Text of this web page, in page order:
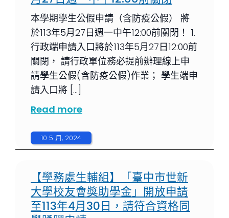
本學期學生公假申請（含防疫公假） 將
於113年5月27日週一中午12:00前關閉！ 1.
行政端申請入口將於113年5月27日12:00前
關閉， 請行政單位務必提前辦理線上申
請學生公假(含防疫公假)作業； 學生端申
請入口將 […]
Read more
10 5 月, 2024
【學務處生輔組】「臺中市世新
大學校友會獎助學金」開放申請
至113年4月30日，請符合資格同